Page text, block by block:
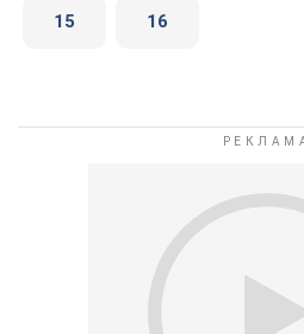
15 16